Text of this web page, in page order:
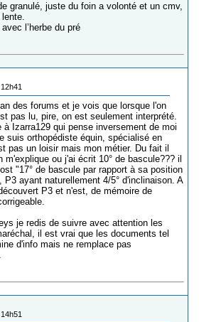
granulé, juste du foin a volonté et un cmv,
l’herbe du pré
des forums et je vois que lorsque l'on
pas lu, pire, on est seulement interprété.
à Izarra129 qui pense inversement de moi
suis orthopédiste équin, spécialisé en
pas un loisir mais mon métier. Du fait il
m'explique ou j'ai écrit 10° de bascule??? il
"17° de bascule par rapport à sa position
P3 ayant naturellement 4/5° d'inclinaison. A
P3 et n'est, de mémoire de
je redis de suivre avec attention les
il est vrai que les documents tel
d'info mais ne remplace pas